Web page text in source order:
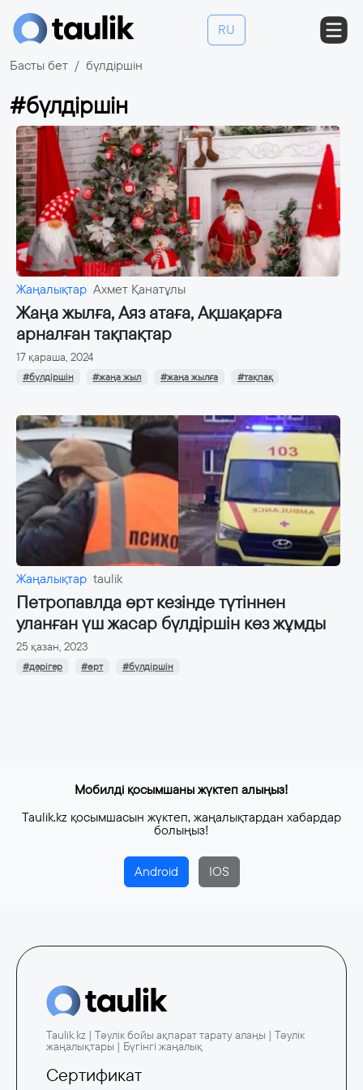
RU
Басты бет бүлдіршін
#бүлдіршін
Жаңалықтар Ахмет Қанатұлы
Жаңа жылға, Аяз атаға, Ақшақарға
арналған тақпақтар
17 қараша, 2024
#бүлдіршін #жаңа жыл #жаңа жылға #тақпақ
Жаңалықтар taulik
Петропавлда өрт кезінде түтіннен
уланған үш жасар бүлдіршін көз жұмды
25 қазан, 2023
#дәрігер #өрт #бүлдіршін
Мобилді қосымшаны жүктеп алыңыз!
Taulik.kz қосымшасын жүктеп, жаңалықтардан хабардар
болыңыз!
Android IOS
Taulik.kz | Тәулік бойы ақпарат тарату алаңы | Тәулік
жаңалықтары | Бүгінгі жаңалық
Сертификат